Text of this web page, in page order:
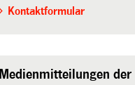
Kontaktformular
Medienmitteilungen der